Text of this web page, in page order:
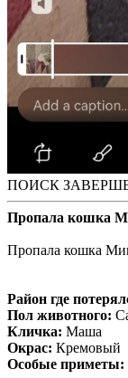
ПОИСК
Пропала кошка
Пропала кошка
Район где
Пол животного:
Кличка: Маша
Окрас: Кремовый
Особые приметы: